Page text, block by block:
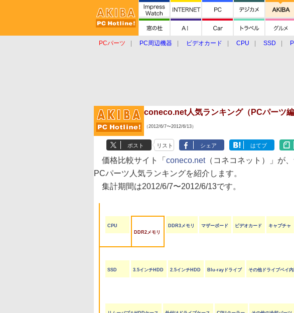
PCパーツ PC周辺機器 ビデオカード CPU SSD
coneco.net人気ランキング（PCパーツ編
（2012/6/7〜2012/6/13）
ポスト リスト シェア はてブ
価格比較サイト「 coneco.net（コネコネット）」が
PCパーツ人気ランキングを紹介します。
集計期間は2012/6/7〜2012/6/13です。
CPU
DDR2メモリ
DDR3メモリ マザーボード ビデオカード キャプチャ
SSD 3.5インチHDD 2.5インチHDD Blu-rayドライブ その他ドライブベイ